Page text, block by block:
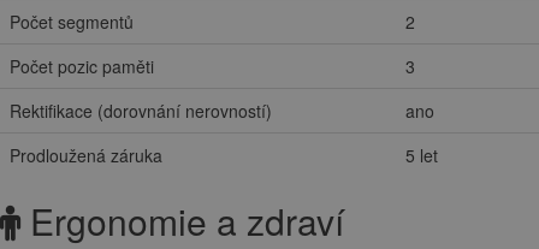
Počet segmentů
2
Počet pozic paměti
3
Rektifikace (dorovnání nerovností)
ano
Prodloužená záruka
5 let
Ergonomie a zdraví